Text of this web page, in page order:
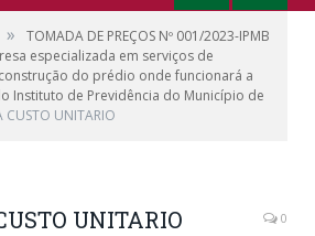
»
TOMADA DE PREÇOS Nº 001/2023-IPMB
especializada em serviços de
do prédio onde funcionará a
Instituto de Previdência do Município de
CUSTO UNITARIO
UNITARIO 0